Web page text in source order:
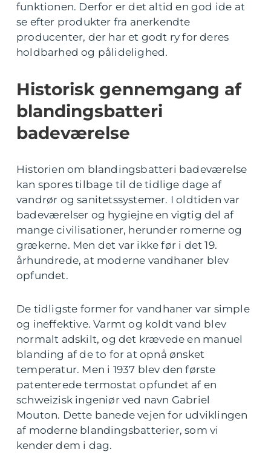
funktionen. Derfor er det altid en god ide at
se efter produkter fra anerkendte
producenter, der har et godt ry for deres
holdbarhed og pålidelighed.
Historisk gennemgang af
blandingsbatteri
badeværelse
Historien om blandingsbatteri badeværelse
kan spores tilbage til de tidlige dage af
vandrør og sanitetssystemer. I oldtiden var
badeværelser og hygiejne en vigtig del af
mange civilisationer, herunder romerne og
grækerne. Men det var ikke før i det 19.
århundrede, at moderne vandhaner blev
opfundet.
De tidligste former for vandhaner var simple
og ineffektive. Varmt og koldt vand blev
normalt adskilt, og det krævede en manuel
blanding af de to for at opnå ønsket
temperatur. Men i 1937 blev den første
patenterede termostat opfundet af en
schweizisk ingeniør ved navn Gabriel
Mouton. Dette banede vejen for udviklingen
af moderne blandingsbatterier, som vi
kender dem i dag.